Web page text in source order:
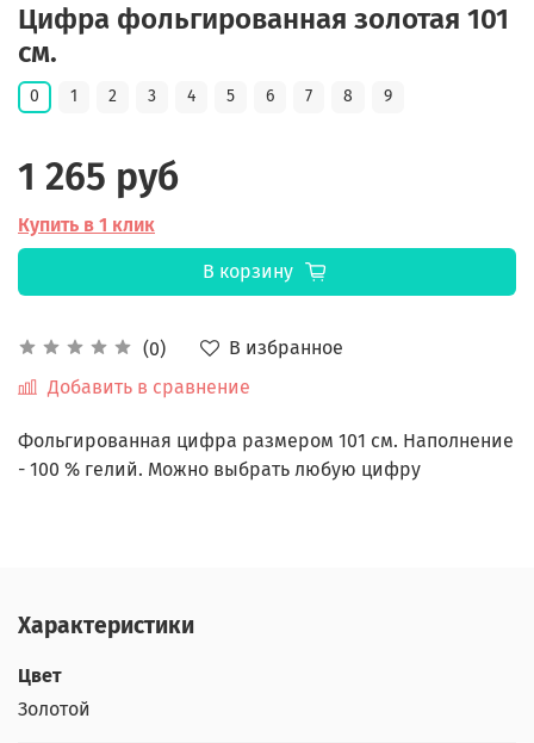
Цифра фольгированная золотая 101
см.
(0)
В избранное
Добавить в сравнение
0 1 2 3 4 5 6 7 8 9
1 265 руб
Купить в 1 клик
В корзину
Фольгированная цифра размером 101 см. Наполнение
- 100 % гелий. Можно выбрать любую цифру
Характеристики
Цвет
Золотой